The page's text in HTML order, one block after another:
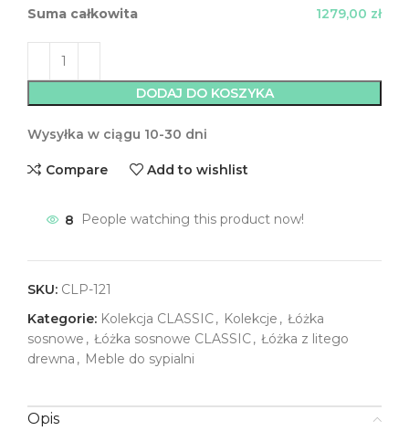
Suma całkowita
1279,00 zł
DODAJ DO KOSZYKA
Wysyłka w ciągu 10-30 dni
Compare Add to wishlist
8 People watching this product now!
SKU: CLP-121
Kategorie: Kolekcja CLASSIC, Kolekcje , Łóżka
sosnowe , Łóżka sosnowe CLASSIC, Łóżka z litego
drewna , Meble do sypialni
Opis